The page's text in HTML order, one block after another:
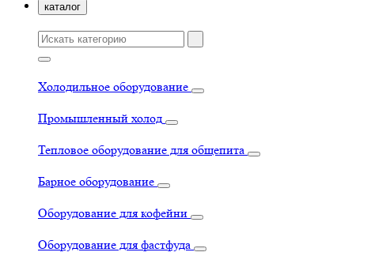
каталог
Холодильное оборудование
Промышленный холод
Тепловое оборудование для общепита
Барное оборудование
Оборудование для кофейни
Оборудование для фастфуда